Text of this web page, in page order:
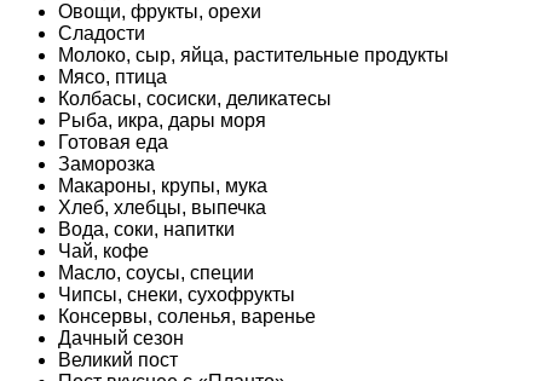
Овощи, фрукты, орехи
Сладости
Молоко, сыр, яйца, растительные продукты
Мясо, птица
Колбасы, сосиски, деликатесы
Рыба, икра, дары моря
Готовая еда
Заморозка
Макароны, крупы, мука
Хлеб, хлебцы, выпечка
Вода, соки, напитки
Чай, кофе
Масло, соусы, специи
Чипсы, снеки, сухофрукты
Консервы, соленья, варенье
Дачный сезон
Великий пост